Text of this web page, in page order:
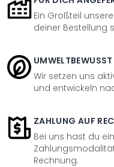
Ein Großteil
deiner Bestellung
UMWELTBEWUSST
Wir setzen uns
und entwickeln
ZAHLUNG AUF
Bei uns hast du
Rechnung.